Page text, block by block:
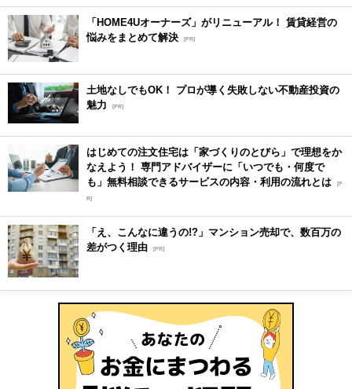
「HOME4Uオーナーズ」がリニューアル！ 賃貸経営の
悩みをまとめて解決 [PR]
土地なしでもOK！ プロが導く失敗しない不動産投資の
魅力
[PR]
はじめての注文住宅は「家づくりのとびら」で理想をか
なえよう！ 専門アドバイザーに「いつでも・何度で
も」無料相談できるサービスの内容・利用の流れとは [P
R]
「え、こんなに違うの!?」マンション売却で、数百万の
差がつく理由 [PR]